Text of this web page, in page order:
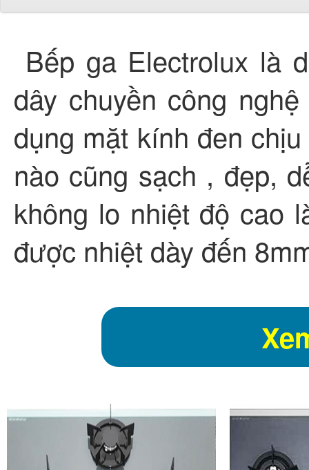
Bếp ga Electrolux là
dây chuyền công
dụng mặt kính đen
nào cũng sạch , đẹp,
không lo nhiệt độ cao
được nhiệt dày đến